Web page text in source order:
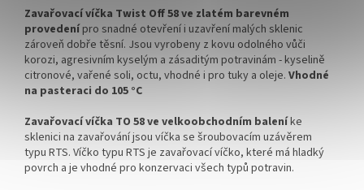
Zavařovací víčka Twist Off 58 ve zlatém barevném
provedenípro snadné otevření i uzavření malých sklenic
zároveň dobře těsní. Jsou vyrobeny z kovu odolného vůči
korozi, agresivním kyselým a zásaditým potravinám - kyselině
citronové, vařené soli, octu, vhodné i pro tuky a oleje. Vhodné
na pasteraci do 105 °C
Zavařovací víčka TO 58 ve velkoobchodním baleníke
sklenici na zavařování jsou víčka se šroubovacím uzávěrem
typu RTS. Víčko typu RTS je zavařovací víčko, které má hladký
povrch a je vhodné pro konzervaci všech typů potravin.